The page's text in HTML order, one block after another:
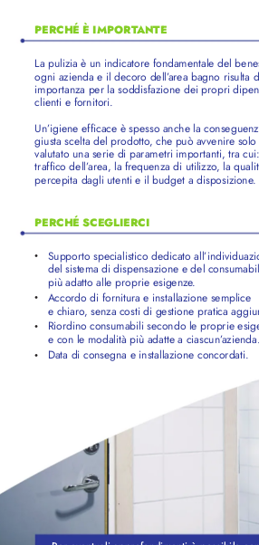
PERCHÉ È IMPORTANTE
La pulizia è un indicatore fondamentale del
ogni azienda e il decoro dell’area bagno risulta
importanza per la soddisfazione dei propri
clienti e fornitori.
Un’igiene efficace è spesso anche la
giusta scelta del prodotto, che può avvenire
valutato una serie di parametri importanti, tra
traffico dell’area, la frequenza di utilizzo, la
percepita dagli utenti e il budget a disposizione.
PERCHÉ SCEGLIERCI
• Supporto specialistico dedicato
del sistema di dispensazione e del
più adatto alle proprie esigenze.
•
Accordo di fornitura e installazione semplice
e chiaro, senza costi di gestione pratica
• Riordino consumabili secondo le proprie
e con le modalità più adatte a ciascun’azienda.
• Data di consegna e installazione concordati.